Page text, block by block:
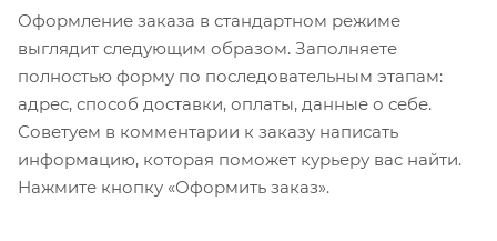
Оформление заказа в стандартном режиме
выглядит следующим образом. Заполняете
полностью форму по последовательным этапам:
адрес, способ доставки, оплаты, данные о себе.
Советуем в комментарии к заказу написать
информацию, которая поможет курьеру вас найти.
Нажмите кнопку «Оформить заказ».